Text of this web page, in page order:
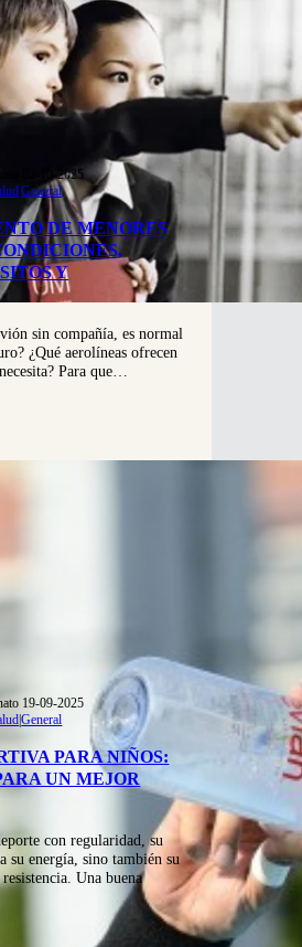
02-10-2025
|General
DE MENORES
Y
sin compañía, es normal
¿Qué aerolíneas ofrecen
Para que…
19-09-2025
|General
PARA NIÑOS:
UN MEJOR
con regularidad, su
su energía, sino también su
Una buena